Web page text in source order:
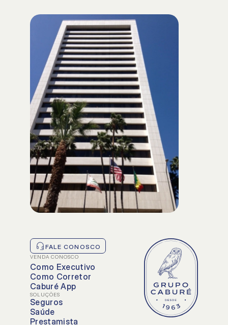
Home
Sobre nós
Sorteio
Nossas soluções
ExecutivosCorretores
NOSSAS SOLUÇÕES
Soluções principais
Soluções extra
VENDA CONOSCO
Como Executivo
Como Corretor
Caburé App
SOLUÇÕES
Seguros
Saúde
Prestamista
FALE CONOSCO